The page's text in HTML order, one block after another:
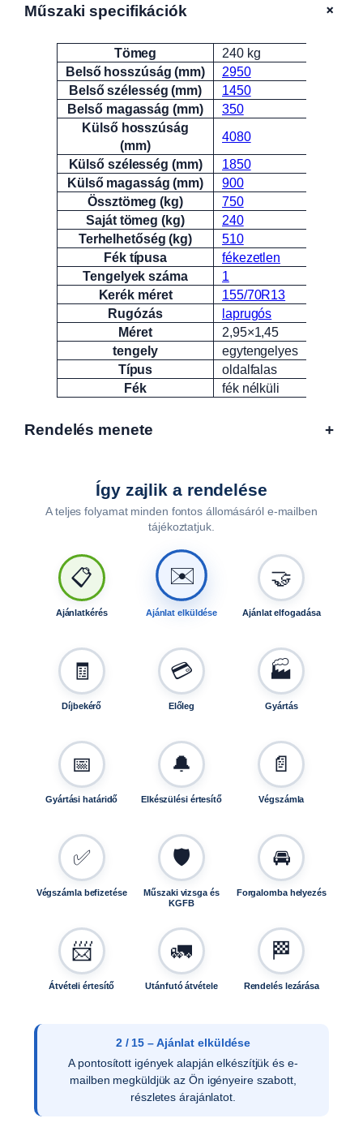
Műszaki specifikációk +
Attribútumok Érték
Tömeg
240 kg
Belső hosszúság (mm)
2950
Belső szélesség (mm)
1450
Belső magasság (mm)
350
Külső hosszúság
(mm)
4080
Külső szélesség (mm)
1850
Külső magasság (mm)
900
Össztömeg (kg)
750
Saját tömeg (kg)
240
Terhelhetőség (kg)
510
Fék típusa
fékezetlen
Tengelyek száma
1
Kerék méret
155/70R13
Rugózás
laprugós
Méret
2,95×1,45
tengely
egytengelyes
Típus
oldalfalas
Fék
fék nélküli
Rendelés menete +
Így zajlik a rendelése
A teljes folyamat minden fontos állomásáról e-mailben
tájékoztatjuk.
📋
Ajánlatkérés
✉️
Ajánlat elküldése
🤝
Ajánlat elfogadása
🧾
Díjbekérő
💳
Előleg
🏭
Gyártás
📅
Gyártási határidő
🔔
Elkészülési értesítő
📄
Végszámla
✅
Végszámla befizetése
🛡️
Műszaki vizsga és
KGFB
🚘
Forgalomba helyezés
📨
Átvételi értesítő
🚛
Utánfutó átvétele
🏁
Rendelés lezárása
3 / 15 – Ajánlat elfogadása
Az ajánlat írásos elfogadását követően ellenőrizzük
a vevői adatokat, és rendelését rögzítjük
rendszerünkben.